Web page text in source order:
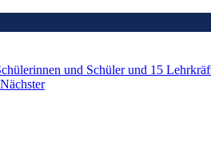
und Schüler und 15
Nächster